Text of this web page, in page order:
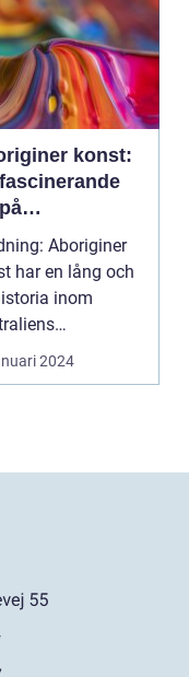
konst:
unika
Aboriginer
har en lång och
inom
2024